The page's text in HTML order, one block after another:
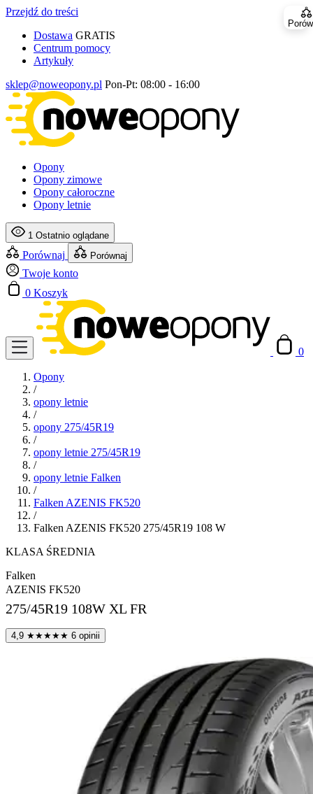
Przejdź do treści
Dostawa GRATIS
Centrum pomocy
Artykuły
sklep@noweopony.pl Pon-Pt: 08:00 - 16:00
Opony
Opony zimowe
Opony całoroczne
Opony letnie
1 Ostatnio oglądane
Porównaj Porównaj
Twoje konto
0 Koszyk
0
Opony
/
opony letnie
/
opony 275/45R19
/
opony letnie 275/45R19
/
opony letnie Falken
/
Falken AZENIS FK520
/
Falken AZENIS FK520 275/45R19 108 W
KLASA ŚREDNIA
Falken
AZENIS FK520
275/45R19 108W XL FR
4,9 ★★★★★ 6 opinii